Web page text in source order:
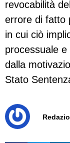
revocabilità
errore di fatto
in cui ciò
processuale
dalla
Stato